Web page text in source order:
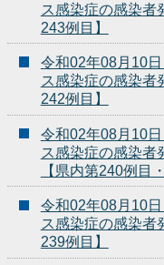
ス感染症の感染者
243例目】
令和02年08月10
ス感染症の感染者
242例目】
令和02年08月10
ス感染症の感染者
【県内第240例目
令和02年08月10
ス感染症の感染者
239例目】